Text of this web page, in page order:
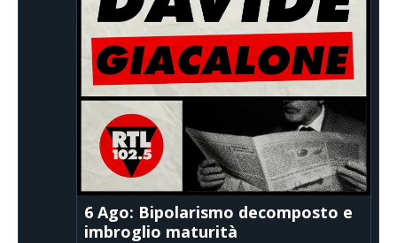
6 Ago: Bipolarismo decomposto e
imbroglio maturità